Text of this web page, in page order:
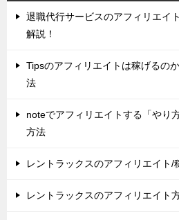
退職代行サービスのアフィリエイ
解説！
Tipsのアフィリエイトは稼げるの
法
noteでアフィリエイトする「やり
方法
レントラックスのアフィリエイト/
レントラックスのアフィリエイト